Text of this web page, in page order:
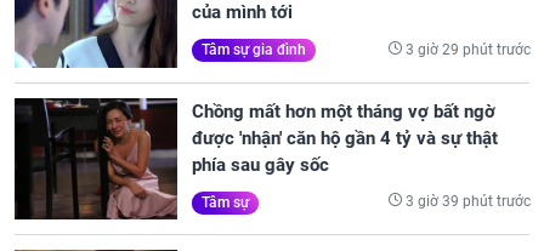
của mình tới
Tâm sự gia đình 3 giờ 29 phút trước
Chồng mất hơn một tháng vợ bất ngờ
được 'nhận' căn hộ gần 4 tỷ và sự thật
phía sau gây sốc
Tâm sự 3 giờ 39 phút trước